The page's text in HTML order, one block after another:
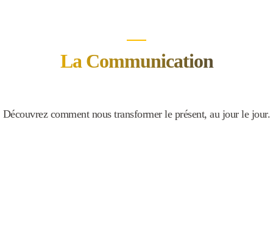
La Communication
Découvrez comment nous transformer le présent, au jour le jour.